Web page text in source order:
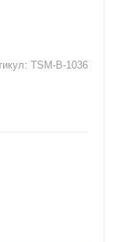
TSM-B-1036